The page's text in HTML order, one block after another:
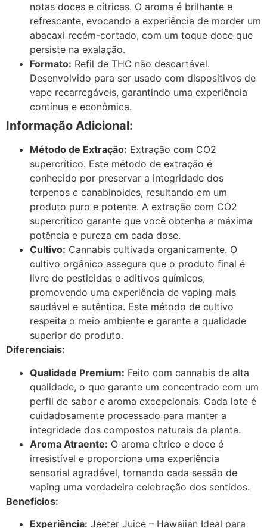
notas doces e cítricas. O aroma é brilhante e
refrescante, evocando a experiência de morder um
abacaxi recém-cortado, com um toque doce que
persiste na exalação.
Formato: Refil de THC não descartável.
Desenvolvido para ser usado com dispositivos de
vape recarregáveis, garantindo uma experiência
contínua e econômica.
Informação Adicional:
Método de Extração: Extração com CO2
supercrítico. Este método de extração é
conhecido por preservar a integridade dos
terpenos e canabinoides, resultando em um
produto puro e potente. A extração com CO2
supercrítico garante que você obtenha a máxima
potência e pureza em cada dose.
Cultivo: Cannabis cultivada organicamente. O
cultivo orgânico assegura que o produto final é
livre de pesticidas e aditivos químicos,
promovendo uma experiência de vaping mais
saudável e autêntica. Este método de cultivo
respeita o meio ambiente e garante a qualidade
superior do produto.
Diferenciais:
Qualidade Premium: Feito com cannabis de alta
qualidade, o que garante um concentrado com um
perfil de sabor e aroma excepcionais. Cada lote é
cuidadosamente processado para manter a
integridade dos compostos naturais da planta.
Aroma Atraente: O aroma cítrico e doce é
irresistível e proporciona uma experiência
sensorial agradável, tornando cada sessão de
vaping uma verdadeira celebração dos sentidos.
Benefícios:
Experiência: Jeeter Juice – Hawaiian Ideal para